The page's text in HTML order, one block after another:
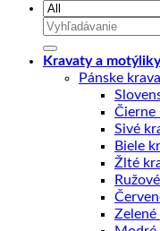
Hľadať:
Kravaty a motýliky
Pánske
Čierne
Sivé
Biele
Žlté